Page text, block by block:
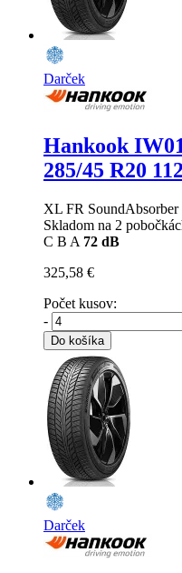
Darček
Hankook
285/45 R20
XL FR
Skladom na 2
C B A 72 dB
325,58 €
Počet kusov:
-
Do košíka
Darček